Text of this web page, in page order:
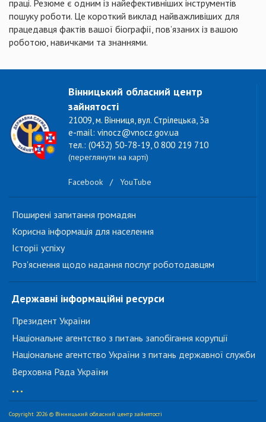
праці. Резюме є одним із найефективніших інструментів
пошуку роботи. Це короткий виклад найважливіших для
працедавця фактів вашої біографії, пов’язаних із вашою
роботою, навичками та знаннями.
Вінницький обласний центр
зайнятості
21009, м. Вінниця, вул. Стрілецька, 3а
e-mail: vinocz@vnocz.gov.ua
тел.: (0432) 50-78-19, 0 800 219 710
(переглянути на карті)
Facebook / YouTube
Поширені запитання громадян
Корисна інформація для населення
Історії успіху
Роз'яснення щодо надання послуг роботодавцям
Державні інформаційні ресурси
Президент України
Національне агентство з питань запобігання корупції
Національне агентство України з питань державної служби
Верховна Рада України
...
Copyright 2026 © Вінницький обласний центр зайнятості